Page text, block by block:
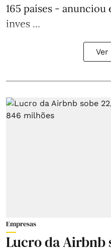
165 países - anunciou
inves ...
Ver
Empresas
Lucro da Airbnb